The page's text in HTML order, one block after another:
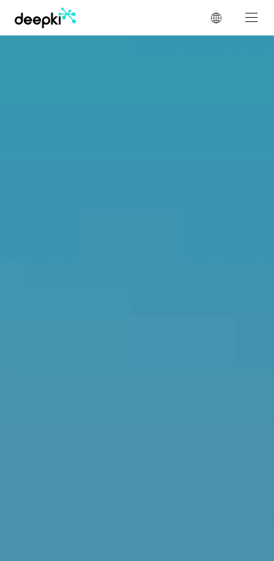
Panel de gestión de cookies